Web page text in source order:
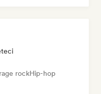
rockHip-hop